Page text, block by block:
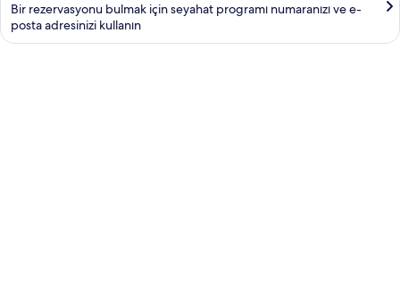
Bir rezervasyonu bulmak için seyahat programı numaranızı ve e-
posta adresinizi kullanın